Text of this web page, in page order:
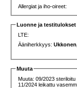
Allergiat ja iho-oireet:
Luonne ja testitulokset
LTE:
Ääniherkkyys:
Muuta
Muuta: 09/2023
11/2024 leikattu